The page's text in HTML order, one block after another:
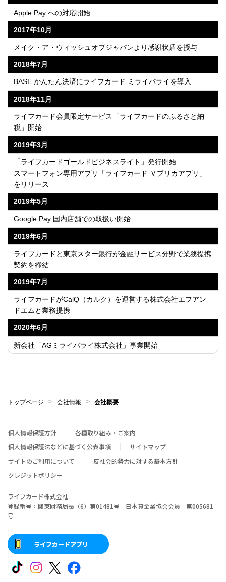
Apple Pay への対応開始
2017年10月
メイク・ア・ウィッシュオブジャパンより感謝状盾を授与
2018年7月
BASE かんたん決済にライフカード ミライバライを導入
2018年11月
ライフカード会員限定サービス「ライフカードのふるさと納
税」開始
2019年3月
「ライフカードゴールドビジネスライト」発行開始
スマートフォン専用アプリ「ライフカード Ｖプリカアプリ」
をリリース
2019年5月
Google Pay 国内店舗での取扱い開始
2019年6月
ライフカードと東京スター銀行が金融サービス分野で業務提携
契約を締結
2019年7月
ライフカードがCalQ（カルク）を運営する株式会社エフアン
ドエムと業務提携
2020年6月
新会社「AGミライバライ株式会社」事業開始
トップページ 会社情報 会社概要
個人情報保護方針
各種取り組み・ご案内
個人情報保護法などに基づく公表事項
サイトマップ
サイトのご利用について
反社会的勢力に対する基本方針
クレジットポリシー
ライフカード株式会社
登録番号：関東財務局長（6）第01481号 日本貸金業協会会員 第005681
号
ライフカードアプリ